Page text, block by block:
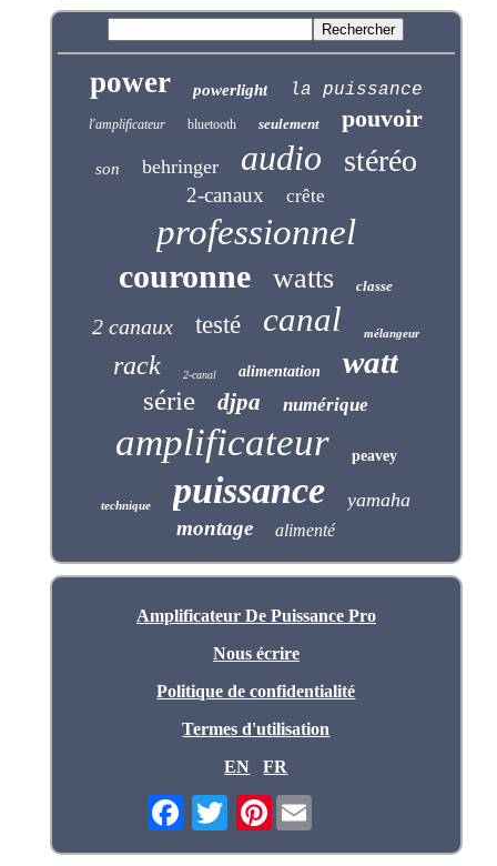
power powerlight la puissance
l'amplificateur bluetooth seulement pouvoir
son behringer audio stéréo
2-canaux crête
professionnel
couronne watts classe
2 canaux testé canal mélangeur
rack 2-canal alimentation watt
série djpa numérique
amplificateur peavey
technique puissance yamaha
montage alimenté
Amplificateur De Puissance Pro
Nous écrire
Politique de confidentialité
Termes d'utilisation
EN
FR
Pinterest